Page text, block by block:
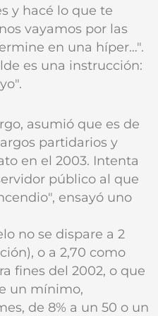
y hacé lo que te
vayamos por las
en una híper…".
es una instrucción:
asumió que es de
partidarios y
en el 2003. Intenta
público al que
ensayó uno
no se dispare a 2
o a 2,70 como
fines del 2002, o que
un mínimo,
de 8% a un 50 o un